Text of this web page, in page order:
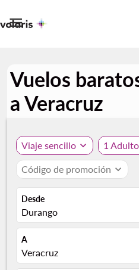

Vuelos
a Veracruz
Viaje sencillo expand_more 1 Adulto
Código de promoción expand_more
Desde
Durango
A
Veracruz